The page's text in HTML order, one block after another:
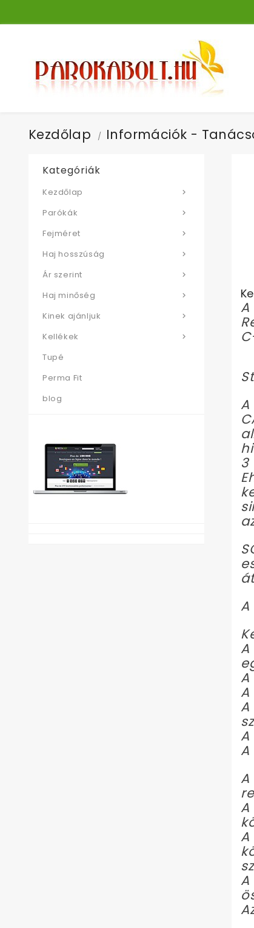
Kezdőlap Információk -
Kategóriák

Kezdőlap

Parókák

Fejméret

Haj hosszúság

Ár szerint

Haj minőség

Kinek ajánljuk

Kellékek
Tupé
Perma Fit
blog
3